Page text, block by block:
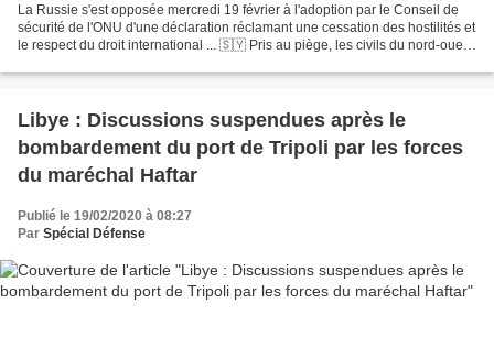
La Russie s'est opposée mercredi 19 février à l'adoption par le Conseil de
sécurité de l'ONU d'une déclaration réclamant une cessation des hostilités et
le respect du droit international ... 🇸🇾 Pris au piège, les civils du nord-ouest
Libye : Discussions suspendues après le
bombardement du port de Tripoli par les forces
du maréchal Haftar
Publié le 19/02/2020 à 08:27
Par Spécial Défense